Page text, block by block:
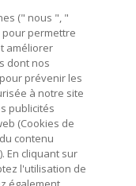
(" nous ", "
permettre
améliorer
dont nos
prévenir les
à notre site
publicités
(Cookies de
contenu
En cliquant sur
l'utilisation de